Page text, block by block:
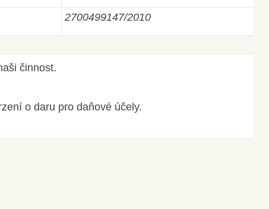
2700499147/2010
činnost.
o daru pro daňové účely.